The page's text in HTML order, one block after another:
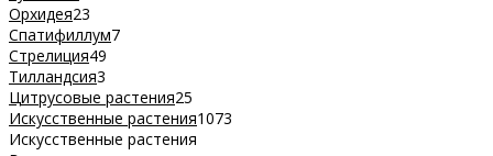
Орхидея23
Спатифиллум7
Стрелиция49
Тилландсия3
Цитрусовые растения25
Искусственные растения1073
Искусственные растения